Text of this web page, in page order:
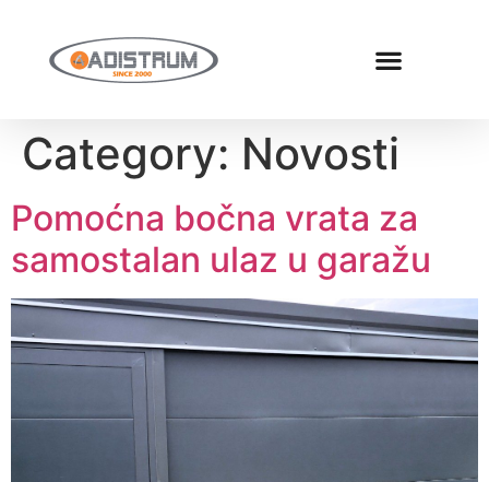
Category: Novosti
Pomoćna bočna vrata za
samostalan ulaz u garažu